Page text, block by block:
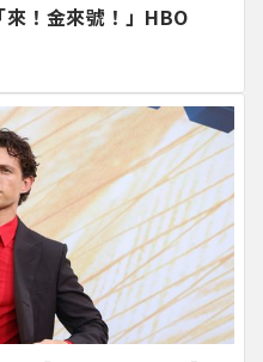
來！金來號！」HBO